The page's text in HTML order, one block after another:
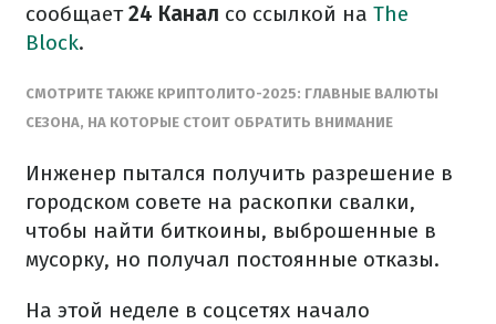
сообщает24 Канал со ссылкой на The
Block.
СМОТРИТЕ ТАКЖЕ КРИПТОЛИТО-2025: ГЛАВНЫЕ ВАЛЮТЫ
СЕЗОНА, НА КОТОРЫЕ СТОИТ ОБРАТИТЬ ВНИМАНИЕ
Инженер пытался получить разрешение в
городском совете на раскопки свалки,
чтобы найти биткоины, выброшенные в
мусорку, но получал постоянные отказы.
На этой неделе в соцсетях начало